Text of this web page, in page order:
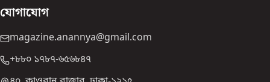
যোগাযোগ
magazine.anannya@gmail.com
+৮৮০ ১৭৮৭-৬৫৬৮৪৭